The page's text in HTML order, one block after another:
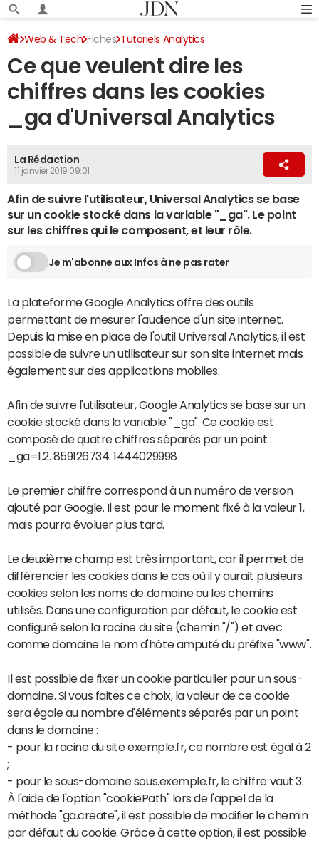
Web & Tech Fiches Tutoriels Analytics
Ce que veulent dire les
chiffres dans les cookies
_ga d'Universal Analytics
La Rédaction
11 janvier 2019 09:01
Afin de suivre l'utilisateur, Universal Analytics se base
sur un cookie stocké dans la variable "_ga". Le point
sur les chiffres qui le composent, et leur rôle.
Je m'abonne aux Infos à ne pas rater
La plateforme Google Analytics offre des outils
permettant de mesurer l'audience d'un site internet.
Depuis la mise en place de l'outil Universal Analytics, il est
possible de suivre un utilisateur sur son site internet mais
également sur des applications mobiles.
Afin de suivre l'utilisateur, Google Analytics se base sur un
cookie stocké dans la variable "_ga". Ce cookie est
composé de quatre chiffres séparés par un point :
_ga=1.2. 859126734. 1444029998
Le premier chiffre correspond à un numéro de version
ajouté par Google. Il est pour le moment fixé à la valeur 1,
mais pourra évoluer plus tard.
Le deuxième champ est très important, car il permet de
différencier les cookies dans le cas où il y aurait plusieurs
cookies selon les noms de domaine ou les chemins
utilisés. Dans une configuration par défaut, le cookie est
configuré selon la racine du site (chemin "/") et avec
comme domaine le nom d'hôte amputé du préfixe "www".
Il est possible de fixer un cookie particulier pour un sous-
domaine. Si vous faites ce choix, la valeur de ce cookie
sera égale au nombre d'éléments séparés par un point
dans le domaine :
- pour la racine du site exemple.fr, ce nombre est égal à 2
;
- pour le sous-domaine sous.exemple.fr, le chiffre vaut 3.
À l'aide de l'option "cookiePath" lors de l'appel de la
méthode "ga.create", il est possible de modifier le chemin
par défaut du cookie. Grâce à cette option, il est possible